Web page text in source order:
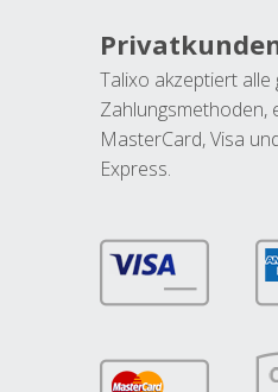
Talixo akzeptiert alle
Zahlungsmethoden,
MasterCard, Visa
Express.